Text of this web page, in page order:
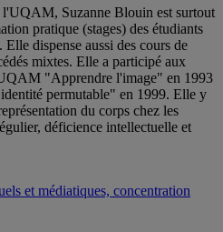
l'UQAM, Suzanne Blouin est surtout
pratique (stages) des étudiants
dispense aussi des cours de
mixtes. Elle a participé aux
"Apprendre l'image" en 1993
permutable" en 1999. Elle y
du corps chez les
déficience intellectuelle et
et médiatiques, concentration